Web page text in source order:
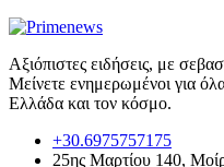
Αξιόπιστες ειδήσεις, με
Μείνετε ενημερωμένοι για
Ελλάδα και τον κόσμο.
+30.6975757175
25ης Μαρτίου 140,